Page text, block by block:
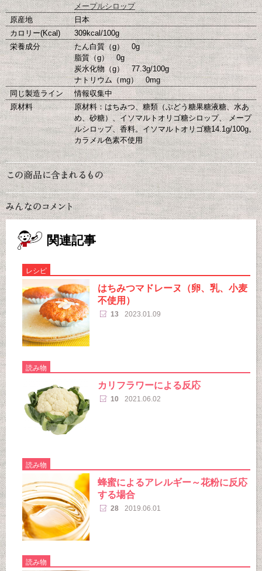
メープルシロップ
原産地
日本
カロリー(Kcal)
309kcal/100g
栄養成分
たん白質（g） 0g
脂質（g） 0g
炭水化物（g） 77.3g/100g
ナトリウム（mg） 0mg
同じ製造ライン
情報収集中
原材料
原材料：はちみつ、糖類（ぶどう糖果糖液糖、水あ
め、砂糖）、イソマルトオリゴ糖シロップ、 メープ
ルシロップ、香料。イソマルトオリゴ糖14.1g/100g。
カラメル色素不使用
関連記事
レシピ
はちみつマドレーヌ（卵、乳、小麦
不使用）
13 2023.01.09
読み物
カリフラワーによる反応
10 2021.06.02
読み物
蜂蜜によるアレルギー～花粉に反応
する場合
28 2019.06.01
読み物